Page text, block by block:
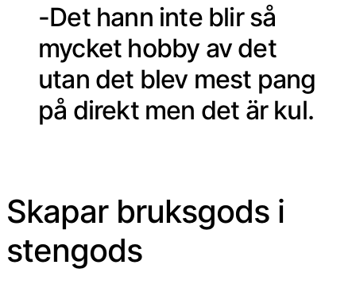
-Det hann inte blir så
mycket hobby av det
utan det blev mest pang
på direkt men det är kul.
Skapar bruksgods i
stengods